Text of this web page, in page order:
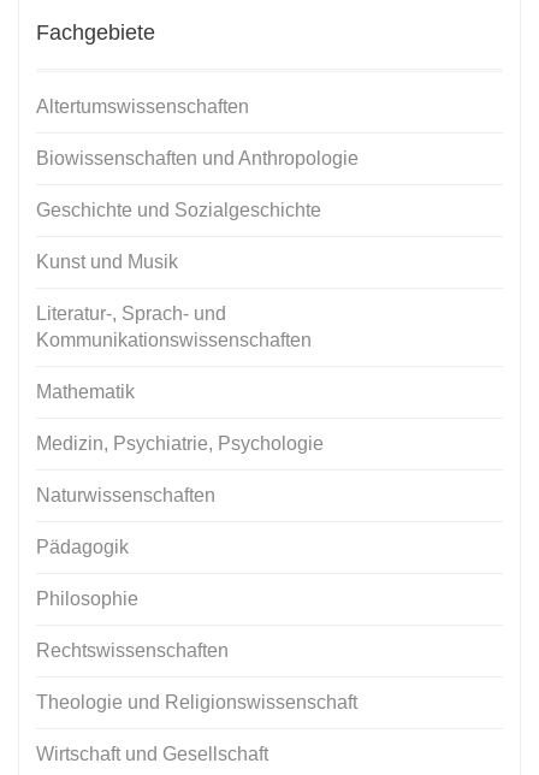
Fachgebiete
Altertumswissenschaften
Biowissenschaften und Anthropologie
Geschichte und Sozialgeschichte
Kunst und Musik
Literatur-, Sprach- und
Kommunikationswissenschaften
Mathematik
Medizin, Psychiatrie, Psychologie
Naturwissenschaften
Pädagogik
Philosophie
Rechtswissenschaften
Theologie und Religionswissenschaft
Wirtschaft und Gesellschaft